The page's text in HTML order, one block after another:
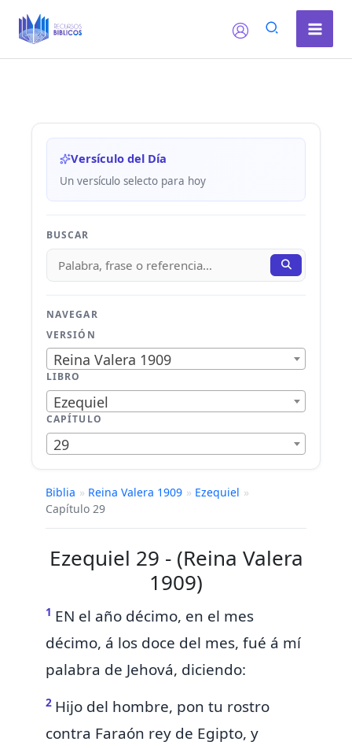
Versículo del Día
Un versículo selecto para hoy
BUSCAR
NAVEGAR
VERSIÓN
Reina Valera 1909
LIBRO
Ezequiel
CAPÍTULO
29
Biblia » Reina Valera 1909 » Ezequiel »
Capítulo 29
Ezequiel 29 - (Reina Valera
1909)
1 EN el año décimo, en el mes
décimo, á los doce del mes, fué á mí
palabra de Jehová, diciendo:
2 Hijo del hombre, pon tu rostro
contra Faraón rey de Egipto, y